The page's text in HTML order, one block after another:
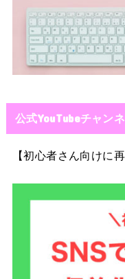
公式YouTubeチャン
【初心者さん向けに